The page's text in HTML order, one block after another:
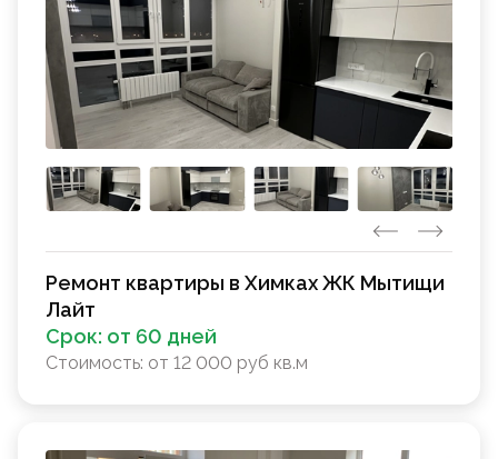
Ремонт квартиры в Химках ЖК Мытищи
Лайт
Срок: от 60 дней
Стоимость: от 12 000 руб кв.м